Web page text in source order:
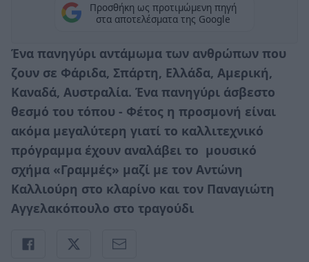
Προσθήκη ως προτιμώμενη πηγή
στα αποτελέσματα της Google
Ένα πανηγύρι αντάμωμα των ανθρώπων που
ζουν σε Φάριδα, Σπάρτη, Ελλάδα, Αμερική,
Καναδά, Αυστραλία. Ένα πανηγύρι άσβεστο
θεσμό του τόπου - Φέτος η προσμονή είναι
ακόμα μεγαλύτερη γιατί το καλλιτεχνικό
πρόγραμμα έχουν αναλάβει το μουσικό
σχήμα «Γραμμές» μαζί με τον Αντώνη
Καλλιούρη στο κλαρίνο και τον Παναγιώτη
Αγγελακόπουλο στο τραγούδι